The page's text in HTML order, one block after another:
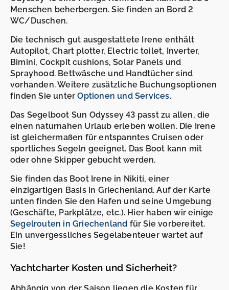
Menschen beherbergen. Sie finden an Bord 2
WC/Duschen.
Die technisch gut ausgestattete Irene enthält
Autopilot, Chart plotter, Electric toilet, Inverter,
Bimini, Cockpit cushions, Solar Panels und
Sprayhood. Bettwäsche und Handtücher sind
vorhanden. Weitere zusätzliche Buchungsoptionen
finden Sie unterOptionen und Services.
Das Segelboot Sun Odyssey 43 passt zu allen, die
einen naturnahen Urlaub erleben wollen. Die Irene
ist gleichermaßen für entspanntes Cruisen oder
sportliches Segeln geeignet. Das Boot kann mit
oder ohne Skipper gebucht werden.
Sie finden das Boot Irene in Nikiti, einer
einzigartigen Basis in Griechenland. Auf der Karte
unten finden Sie den Hafen und seine Umgebung
(Geschäfte, Parkplätze, etc.). Hier haben wir einige
Segelrouten in Griechenland für Sie vorbereitet.
Ein unvergessliches Segelabenteuer wartet auf
Sie!
Yachtcharter Kosten und Sicherheit?